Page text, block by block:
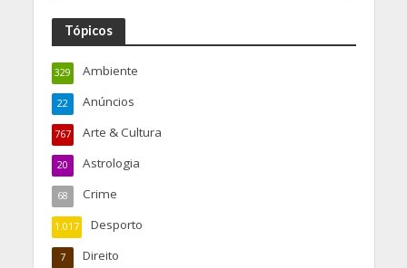
Tópicos
Ambiente
329
Anúncios
22
Arte & Cultura
767
Astrologia
20
Crime
68
Desporto
1.017
Direito
7